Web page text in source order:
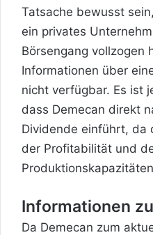
Tatsache bewusst
ein privates
Börsengang vollzogen
Informationen über
nicht verfügbar. Es ist
dass Demecan direkt
Dividende einführt, da
der Profitabilität und
Informationen
Da Demecan zum